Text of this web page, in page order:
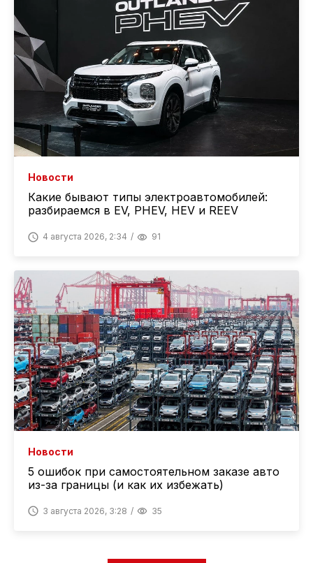
Новости
Какие бывают типы электроавтомобилей:
разбираемся в EV, PHEV, HEV и REEV
4 августа 2026, 2:34 91
Новости
5 ошибок при самостоятельном заказе авто
из-за границы (и как их избежать)
3 августа 2026, 3:28 35